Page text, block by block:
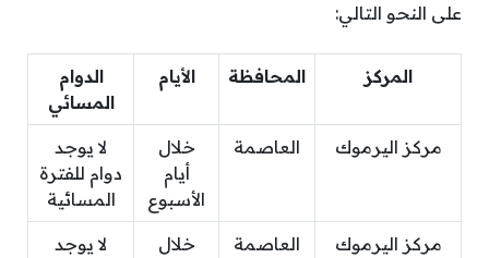
على النحو التالي:
المركز المحافظة الأيام
الدوام
المسائي
مركز اليرموك العاصمة
خلال
أيام
الأسبوع
لا يوجد
دوام للفترة
المسائية
مركز اليرموك العاصمة
خلال
لا يوجد